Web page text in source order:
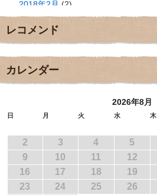
2018年2月 (2)
2018年1月(2)
2017年12月
2017年11月(3)
2017年9月
2017年8月
2017年5月
2017年3月(1)
2017年2月(1)
2017年1月(2)
2016年12月(4)
2016年11月(3)
レコメンド
カレンダー
2026年8月
日 月 火 水 木
2
3 4 5
9
10 11 12
16
17 18 19
23
24 25 26